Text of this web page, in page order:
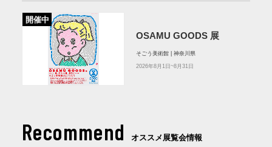
開催中
OSAMU GOODS 展
そごう美術館 | 神奈川県
2026年8月1日~8月31日
Recommend オススメ展覧会情報